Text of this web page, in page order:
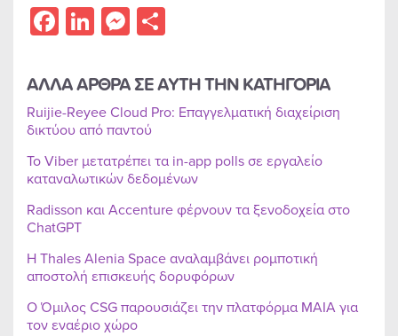
Facebook
LinkedIn
Messenger
ΑΛΛΑ ΑΡΘΡΑ ΣΕ ΑΥΤΗ ΤΗΝ ΚΑΤΗΓΟΡΙΑ
Ruijie-Reyee Cloud Pro: Επαγγελματική διαχείριση
δικτύου από παντού
Το Viber μετατρέπει τα in-app polls σε εργαλείο
καταναλωτικών δεδομένων
Radisson και Accenture φέρνουν τα ξενοδοχεία στο
ChatGPT
Η Thales Alenia Space αναλαμβάνει ρομποτική
αποστολή επισκευής δορυφόρων
Ο Όμιλος CSG παρουσιάζει την πλατφόρμα MAIA για
τον εναέριο χώρο